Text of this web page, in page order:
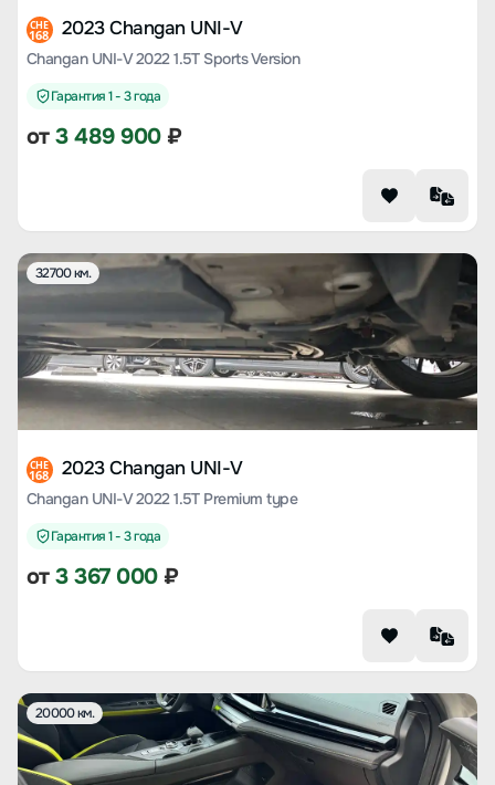
CHE
168 2023 Changan UNI-V
Changan UNI-V 2022 1.5T Sports Version
Гарантия 1 - 3 года
от3 489 900₽
32700 км.
CHE
168 2023 Changan UNI-V
Changan UNI-V 2022 1.5T Premium type
Гарантия 1 - 3 года
от3 367 000₽
20000 км.